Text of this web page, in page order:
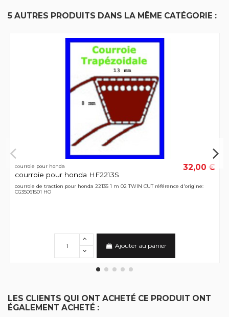
5 AUTRES PRODUITS DANS LA MÊME CATÉGORIE :
courroie pour honda
courroie pour honda HF2213S
32,00 €
courroie de traction pour honda 2213S 1 m 02 TWIN CUT référence d'origine:
CG35061501 HO
Ajouter au panier
LES CLIENTS QUI ONT ACHETÉ CE PRODUIT ONT
ÉGALEMENT ACHETÉ :